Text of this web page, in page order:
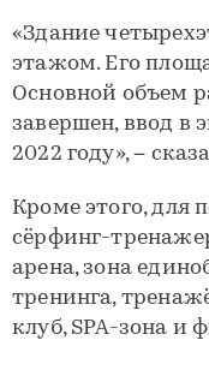
«Здание
этажом. Его
Основной объем
завершен, ввод в
2022 году», −
Кроме этого, для
сёрфинг-
арена, зона
тренинга,
клуб, SPA-зона и